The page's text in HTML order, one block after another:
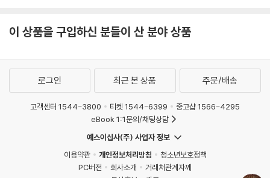
이 상품을 구입하신 분들이 산 분야 상품
로그인 최근 본 상품 주문/배송
고객센터 1544-3800 티켓 1544-6399
중고샵 1566-4295
eBook 1:1문의/채팅상담
예스이십사(주) 사업자 정보
이용약관
개인정보처리방침
청소년보호정책
PC버전
회사소개
거래처관계자께